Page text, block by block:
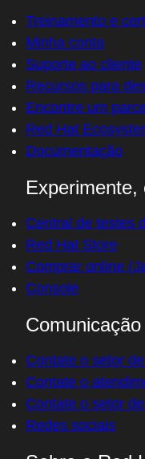
Treinamento e
Minha conta
Suporte ao cliente
Recursos para
Encontre um
Red Hat
Documentação
Experimente,
Central de testes
Red Hat Store
Comprar online
Console
Comunicação
Contate o setor
Contate o
Contate o setor
Redes sociais